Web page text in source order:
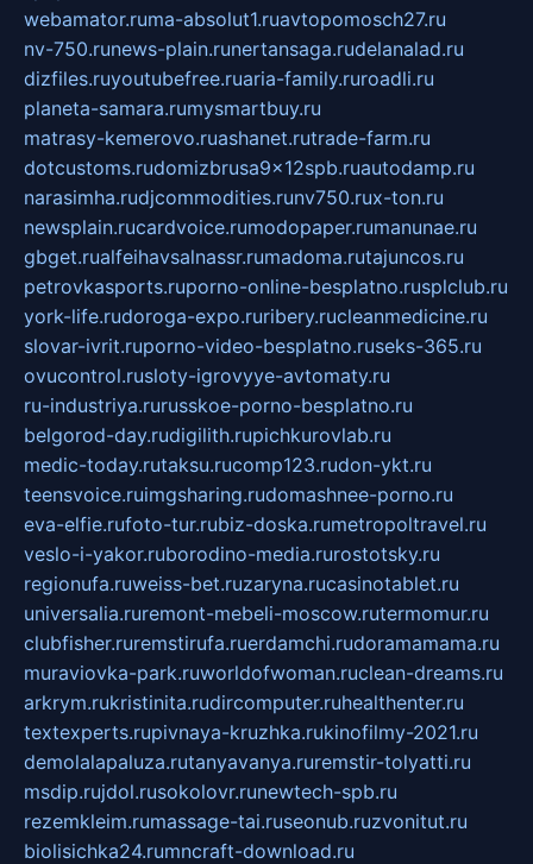
webamator.ruma-absolut1.ruavtopomosch27.ru
nv-750.runews-plain.runertansaga.rudelanalad.ru
dizfiles.ruyoutubefree.ruaria-family.ruroadli.ru
planeta-samara.rumysmartbuy.ru
matrasy-kemerovo.ruashanet.rutrade-farm.ru
dotcustoms.rudomizbrusa9x12spb.ruautodamp.ru
narasimha.rudjcommodities.runv750.rux-ton.ru
newsplain.rucardvoice.rumodopaper.rumanunae.ru
gbget.rualfeihavsalnassr.rumadoma.rutajuncos.ru
petrovkasports.ruporno-online-besplatno.rusplclub.ru
york-life.rudoroga-expo.ruribery.rucleanmedicine.ru
slovar-ivrit.ruporno-video-besplatno.ruseks-365.ru
ovucontrol.rusloty-igrovyye-avtomaty.ru
ru-industriya.rurusskoe-porno-besplatno.ru
belgorod-day.rudigilith.rupichkurovlab.ru
medic-today.rutaksu.rucomp123.rudon-ykt.ru
teensvoice.ruimgsharing.rudomashnee-porno.ru
eva-elfie.rufoto-tur.rubiz-doska.rumetropoltravel.ru
veslo-i-yakor.ruborodino-media.rurostotsky.ru
regionufa.ruweiss-bet.ruzaryna.rucasinotablet.ru
universalia.ruremont-mebeli-moscow.rutermomur.ru
clubfisher.ruremstirufa.ruerdamchi.rudoramamama.ru
muraviovka-park.ruworldofwoman.ruclean-dreams.ru
arkrym.rukristinita.rudircomputer.ruhealthenter.ru
textexperts.rupivnaya-kruzhka.rukinofilmy-2021.ru
demolalapaluza.rutanyavanya.ruremstir-tolyatti.ru
msdip.rujdol.rusokolovr.runewtech-spb.ru
rezemkleim.rumassage-tai.ruseonub.ruzvonitut.ru
biolisichka24.rumncraft-download.ru